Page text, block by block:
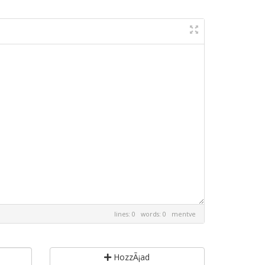
lines: 0 words: 0 mentve
HozzÃ¡ad